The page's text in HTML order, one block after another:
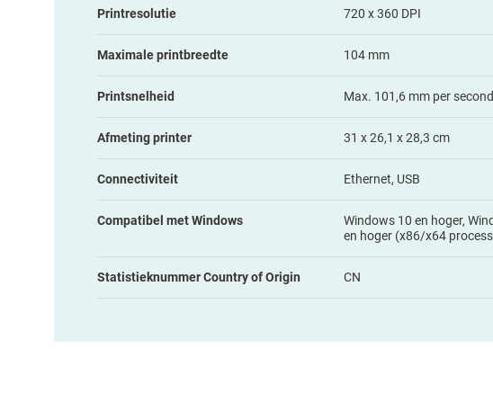
Printresolutie 720 x 360 DPI
Maximale printbreedte 104 mm
Printsnelheid Max. 101,6 mm per
Afmeting printer 31 x 26,1 x 28,3 cm
Connectiviteit Ethernet, USB
Compatibel met Windows
Windows 10 en hoger,
en hoger (x86/x64
Statistieknummer Country of Origin CN